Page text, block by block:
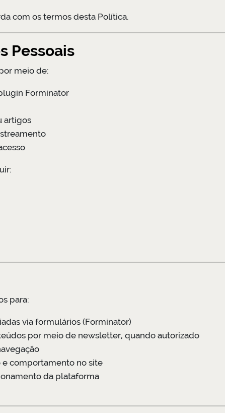
com os termos desta Política.
Pessoais
meio de:
Forminator
artigos
para:
via formulários (Forminator)
por meio de newsletter, quando autorizado
e comportamento no site
da plataforma